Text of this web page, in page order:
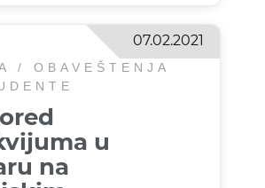
07.02.2021
/ OBAVEŠTENJA
u
na